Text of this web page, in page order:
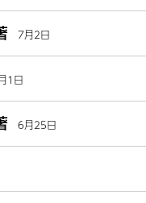
7月2日
1日
6月25日